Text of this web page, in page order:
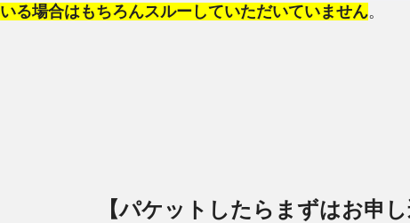
いる場合はもちろんスルーしていただいていません。
【パケットしたらまずはお申し